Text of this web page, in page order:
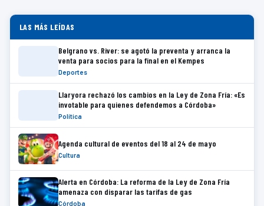
LAS MÁS LEÍDAS
Belgrano vs. River: se agotó la preventa y arranca la
venta para socios para la final en el Kempes
Deportes
Llaryora rechazó los cambios en la Ley de Zona Fría: «Es
invotable para quienes defendemos a Córdoba»
Política
Agenda cultural de eventos del 18 al 24 de mayo
Cultura
Alerta en Córdoba: La reforma de la Ley de Zona Fría
amenaza con disparar las tarifas de gas
Córdoba